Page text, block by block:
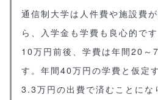
通信制大学は人件費や施設費
ら、入学金も学費も良心的で
10万円前後、学費は年間20～
す。年間40万円の学費と仮定
3.3万円の出費で済むことにな